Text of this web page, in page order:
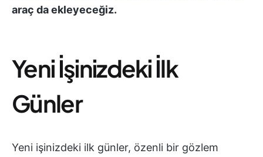
araç da ekleyeceğiz.
Yeni İşinizdeki İlk
Günler
Yeni işinizdeki ilk günler, özenli bir gözlem